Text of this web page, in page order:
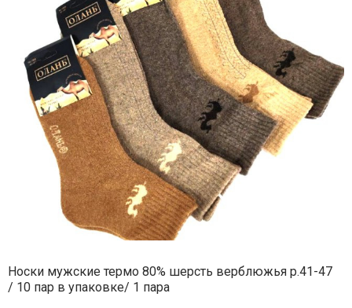
Носки мужские термо 80% шерсть верблюжья р.41-47
/ 10 пар в упаковке/ 1 пара